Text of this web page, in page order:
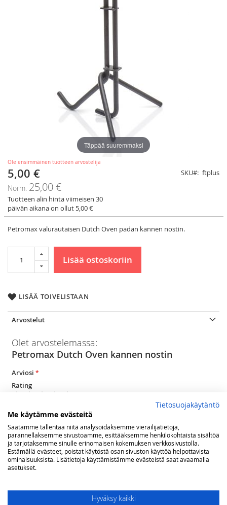
Ole ensimmäinen tuotteen arvostelija
Tarjoushinta
5,00 €
Norm. 25,00 €
Tuotteen alin hinta viimeisen 30
päivän aikana on ollut 5,00 €
SKU ftplus
Petromax valurautaisen Dutch Oven padan kannen nostin.
Lisää ostoskoriin
LISÄÄ TOIVELISTAAN
Täppää suuremmaksi
Arvostelut
Olet arvostelemassa:
Petromax Dutch Oven kannen nostin
Arviosi
Rating
star
stars
stars
stars
stars
Nimimerkki
Yhteenveto
Arvostelu
Tietosuojakäytäntö
Me käytämme evästeitä
Saatamme tallentaa niitä analysoidaksemme vierailijatietoja,
parannellaksemme sivustoamme, esittääksemme henkilökohtaista sisältöä
ja tarjotaksemme sinulle erinomaisen kokemuksen verkkosivustolla.
Estämällä evästeet, poistat käytöstä osan sivuston käyttöä helpottavista
ominaisuuksista. Lisätietoja käyttämistämme evästeistä saat avaamalla
asetukset.
Hyväksy kaikki